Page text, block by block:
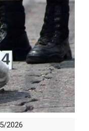
2026